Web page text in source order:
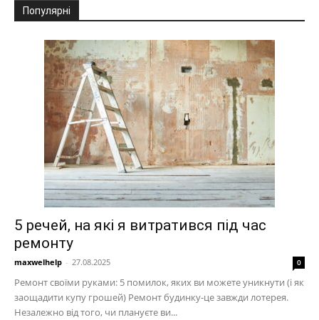
Популярні
5 речей, на які я витратився під час
ремонту
maxwelhelp - 27.08.2025 0
Ремонт своїми руками: 5 помилок, яких ви можете уникнути (і як
заощадити купу грошей) Ремонт будинку-це завжди лотерея.
Незалежно від того, чи плануєте ви...